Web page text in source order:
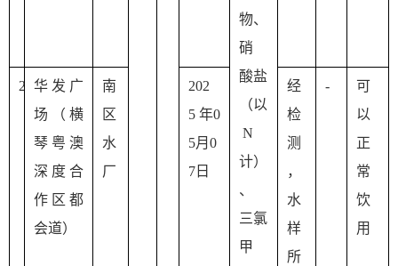
物、
硝
酸盐
（以
N
计）
、
三氯
甲
2
华发广
场（ 横
琴粤澳
深度合
作区 都
会道）
南
区
水
厂
202
5 年0
5月0
7日
经
检
测
，
水
样
所
-
可
以
正
常
饮
用